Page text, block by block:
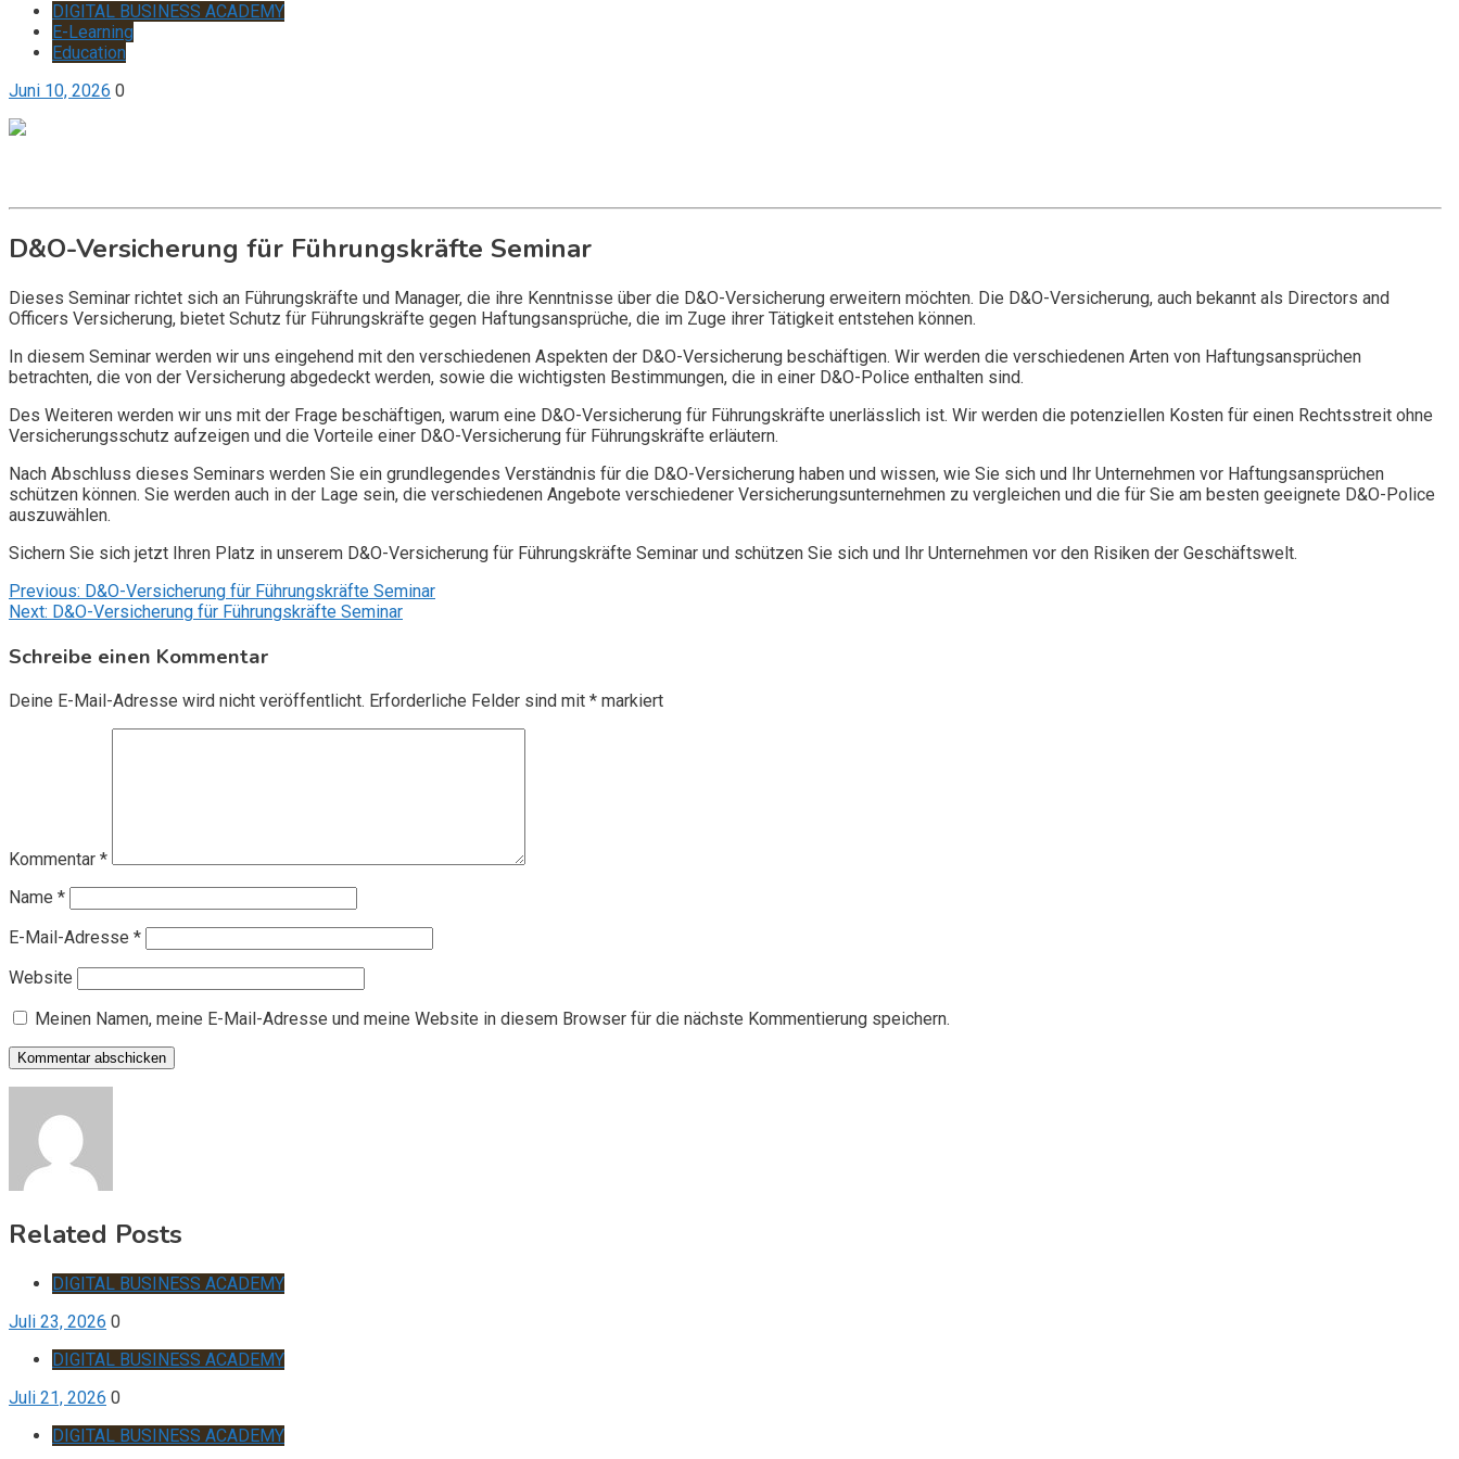
DIGITAL BUSINESS ACADEMY
E-Learning
Education
Juni 10, 2026 0
D&O-Versicherung für Führungskräfte Seminar
Dieses Seminar richtet sich an Führungskräfte und Manager, die ihre Kenntnisse über die D&O-Versicherung erweitern möchten. Die D&O-Versicherung, auch bekannt als Directors and
Officers Versicherung, bietet Schutz für Führungskräfte gegen Haftungsansprüche, die im Zuge ihrer Tätigkeit entstehen können.
In diesem Seminar werden wir uns eingehend mit den verschiedenen Aspekten der D&O-Versicherung beschäftigen. Wir werden die verschiedenen Arten von Haftungsansprüchen
betrachten, die von der Versicherung abgedeckt werden, sowie die wichtigsten Bestimmungen, die in einer D&O-Police enthalten sind.
Des Weiteren werden wir uns mit der Frage beschäftigen, warum eine D&O-Versicherung für Führungskräfte unerlässlich ist. Wir werden die potenziellen Kosten für einen Rechtsstreit ohne
Versicherungsschutz aufzeigen und die Vorteile einer D&O-Versicherung für Führungskräfte erläutern.
Nach Abschluss dieses Seminars werden Sie ein grundlegendes Verständnis für die D&O-Versicherung haben und wissen, wie Sie sich und Ihr Unternehmen vor Haftungsansprüchen
schützen können. Sie werden auch in der Lage sein, die verschiedenen Angebote verschiedener Versicherungsunternehmen zu vergleichen und die für Sie am besten geeignete D&O-Police
auszuwählen.
Sichern Sie sich jetzt Ihren Platz in unserem D&O-Versicherung für Führungskräfte Seminar und schützen Sie sich und Ihr Unternehmen vor den Risiken der Geschäftswelt.
Beitragsnavigation
Previous: D&O-Versicherung für Führungskräfte Seminar
Next: D&O-Versicherung für Führungskräfte Seminar
Schreibe einen Kommentar
Deine E-Mail-Adresse wird nicht veröffentlicht. Erforderliche Felder sind mit * markiert
Kommentar *
Name *
E-Mail-Adresse *
Website
Meinen Namen, meine E-Mail-Adresse und meine Website in diesem Browser für die nächste Kommentierung speichern.
Related Posts
DIGITAL BUSINESS ACADEMY
Juli 23, 2026 0
DIGITAL BUSINESS ACADEMY
Juli 21, 2026 0
DIGITAL BUSINESS ACADEMY